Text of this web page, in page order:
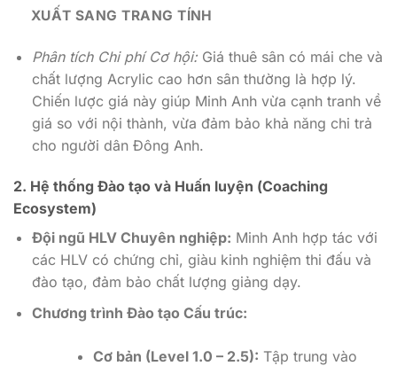
XUẤT SANG TRANG TÍNH
Phân tích Chi phí Cơ hội:Giá thuê sân có mái che và
chất lượng Acrylic cao hơn sân thường là hợp lý.
Chiến lược giá này giúp Minh Anh vừa cạnh tranh về
giá so với nội thành, vừa đảm bảo khả năng chi trả
cho người dân Đông Anh.
2. Hệ thống Đào tạo và Huấn luyện (Coaching
Ecosystem)
Đội ngũ HLV Chuyên nghiệp: Minh Anh hợp tác với
các HLV có chứng chỉ, giàu kinh nghiệm thi đấu và
đào tạo, đảm bảo chất lượng giảng dạy.
Chương trình Đào tạo Cấu trúc:
Cơ bản (Level 1.0 – 2.5): Tập trung vào